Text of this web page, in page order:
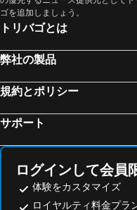
ゴを追加しましょう。
トリバゴとは
弊社の製品
規約とポリシー
サポート
ログインして会員
体験をカスタマイズ
ロイヤルティ料金プラ